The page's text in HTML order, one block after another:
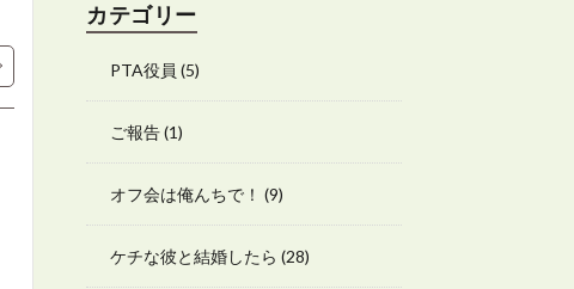
カテゴリー
PTA役員 (5)
ご報告(1)
オフ会は俺んちで！ (9)
ケチな彼と結婚したら (28)